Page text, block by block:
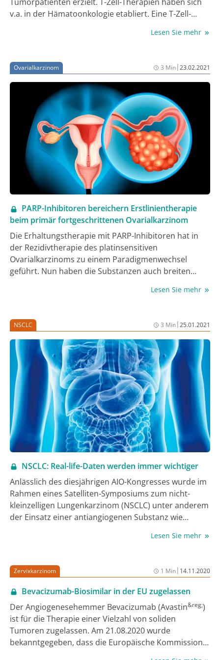
v.a. in der Hämatoonkologie etabliert. Eine T-Zell-
so zu modifizieren, dass sie maligne Zellen erkennen
verändern. Das hepatozelluläre Karzinom (HCC) stellt
einen der am schwierigsten zu behandelnden soliden
Tumoren dar, da es Strahlen- und Chemotherapie-
resistent ist. Die Prognose eines HCC hängt von der
Gefäßversorgung und von der Infiltration von
Lymphozyten ab. Eine Therapie mit
Immunmodulatoren sowie eine personalisierte T-Zell-
Therapie gelten deshalb als vielversprechende, neue
Immuntherapie-Ansätze. Da viele HCC mit dem
Hepatitis-B-Virus (HBV) assoziiert sind, besteht die
Option, virale Antigene als Zielstrukturen für die T-
Zellen zu verwenden. Deshalb wird derzeit der Einsatz
von T-Zellen, die HBV-spezifische chimäre Antigen-
oder T-Zell-Rezeptoren exprimieren, gegen das HBV-
assoziierte HCC klinisch erprobt.
Lesen Sie mehr
Ovarialkarzinom 3 Min|23.02.2021
PARP-Inhibitoren bereichern Erstlinientherapie
beim primär fortgeschrittenen Ovarialkarzinom
Die Erhaltungstherapie mit PARP-Inhibitoren hat in
der Rezidivtherapie des platinsensitiven
Ovarialkarzinoms zu einem Paradigmenwechsel
geführt. Nun haben die Substanzen auch breiten
Ovarialkarzinome erhalten. Die Zulassung von
Erhaltungstherapie bei Frauen mit fortgeschrittenem
epithelialen high-grade Ovarialkarzinom nach
Ansprechen auf die Platin-basierte Chemotherapie
hat das Therapiespektrum in der Erstlinie
entscheidend erweitert.
Lesen Sie mehr
NSCLC 3 Min|25.01.2021
NSCLC: Real-life-Daten werden immer wichtiger
Anlässlich des diesjährigen AIO-Kongresses wurde im
Rahmen eines Satelliten-Symposiums zum nicht-
kleinzelligen Lungenkarzinom (NSCLC) unter anderem
der Einsatz einer antiangiogenen Substanz wie
Inhibitoren (ICI) sowie die Therapieoptionen bei
sich darüber, dass Ergebnisse aus der
Versorgungsrealität zunehmend relevant werden.
Lesen Sie mehr
Zervixkarzinom 1 Min| 14.11.2020
Bevacizumab-Biosimilar in der EU zugelassen
Der Angiogenesehemmer Bevacizumab (Avastin&reg;)
ist für die Therapie einer Vielzahl von soliden
Tumoren zugelassen. Am 21.08.2020 wurde
bekanntgegeben, dass die Europäische Kommission